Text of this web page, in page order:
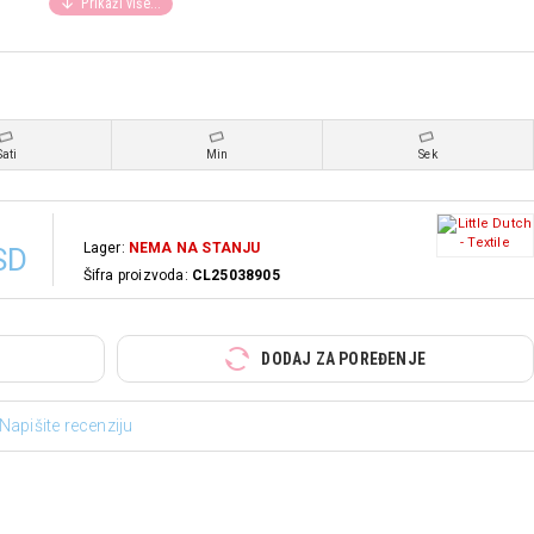
mašini,ne
Napišite recenziju
Min Sek
Lager: NEMA NA STANJU
Šifra proizvoda: CL25038905
DODAJ ZA POREĐENJE